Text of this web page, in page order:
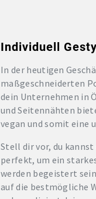
Individuell
In der heutigen
maßgeschneiderten
dein Unternehmen in
und Seitennähten
vegan und somit eine
Stell dir vor, du
perfekt, um ein
werden begeistert
auf die bestmögliche